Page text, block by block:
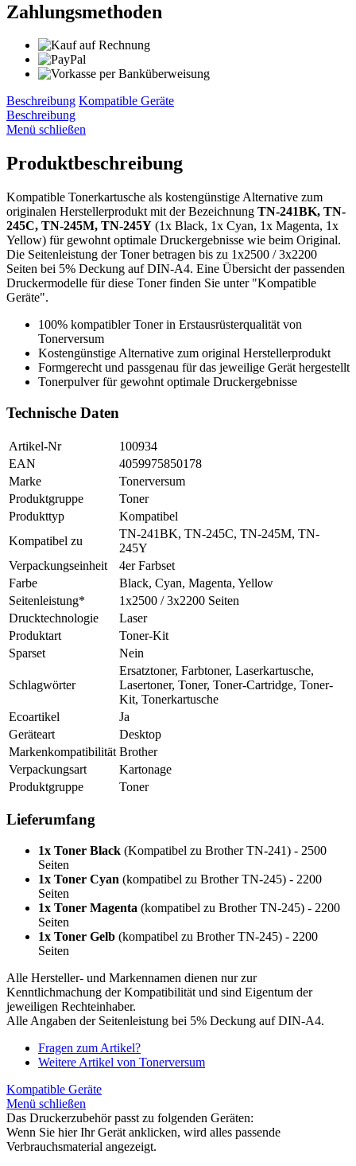
Zahlungsmethoden
Beschreibung Kompatible Geräte
Beschreibung
Menü schließen
Produktbeschreibung
Kompatible Tonerkartusche als kostengünstige Alternative zum
originalen Herstellerprodukt mit der Bezeichnung TN-241BK, TN-
245C, TN-245M, TN-245Y (1x Black, 1x Cyan, 1x Magenta, 1x
Yellow) für gewohnt optimale Druckergebnisse wie beim Original.
Die Seitenleistung der Toner betragen bis zu 1x2500 / 3x2200
Seiten bei 5% Deckung auf DIN-A4. Eine Übersicht der passenden
Druckermodelle für diese Toner finden Sie unter "Kompatible
Geräte".
100% kompatibler Toner in Erstausrüsterqualität von
Tonerversum
Kostengünstige Alternative zum original Herstellerprodukt
Formgerecht und passgenau für das jeweilige Gerät hergestellt
Tonerpulver für gewohnt optimale Druckergebnisse
Technische Daten
Artikel-Nr
100934
EAN
4059975850178
Marke
Tonerversum
Produktgruppe
Toner
Produkttyp
Kompatibel
Kompatibel zu
TN-241BK, TN-245C, TN-245M, TN-
245Y
Verpackungseinheit
4er Farbset
Farbe
Black, Cyan, Magenta, Yellow
Seitenleistung*
1x2500 / 3x2200 Seiten
Drucktechnologie
Laser
Produktart
Toner-Kit
Sparset
Nein
Schlagwörter
Ersatztoner, Farbtoner, Laserkartusche,
Lasertoner, Toner, Toner-Cartridge, Toner-
Kit, Tonerkartusche
Ecoartikel
Ja
Geräteart
Desktop
Markenkompatibilität Brother
Verpackungsart
Kartonage
Produktgruppe
Toner
Lieferumfang
1x Toner Black (Kompatibel zu Brother TN-241) - 2500
Seiten
1x Toner Cyan (kompatibel zu Brother TN-245) - 2200
Seiten
1x Toner Magenta (kompatibel zu Brother TN-245) - 2200
Seiten
1x Toner Gelb (kompatibel zu Brother TN-245) - 2200
Seiten
Alle Hersteller- und Markennamen dienen nur zur
Kenntlichmachung der Kompatibilität und sind Eigentum der
jeweiligen Rechteinhaber.
Alle Angaben der Seitenleistung bei 5% Deckung auf DIN-A4.
Fragen zum Artikel?
Weitere Artikel von Tonerversum
Kompatible Geräte
Menü schließen
Das Druckerzubehör passt zu folgenden Geräten:
Wenn Sie hier Ihr Gerät anklicken, wird alles passende
Verbrauchsmaterial angezeigt.